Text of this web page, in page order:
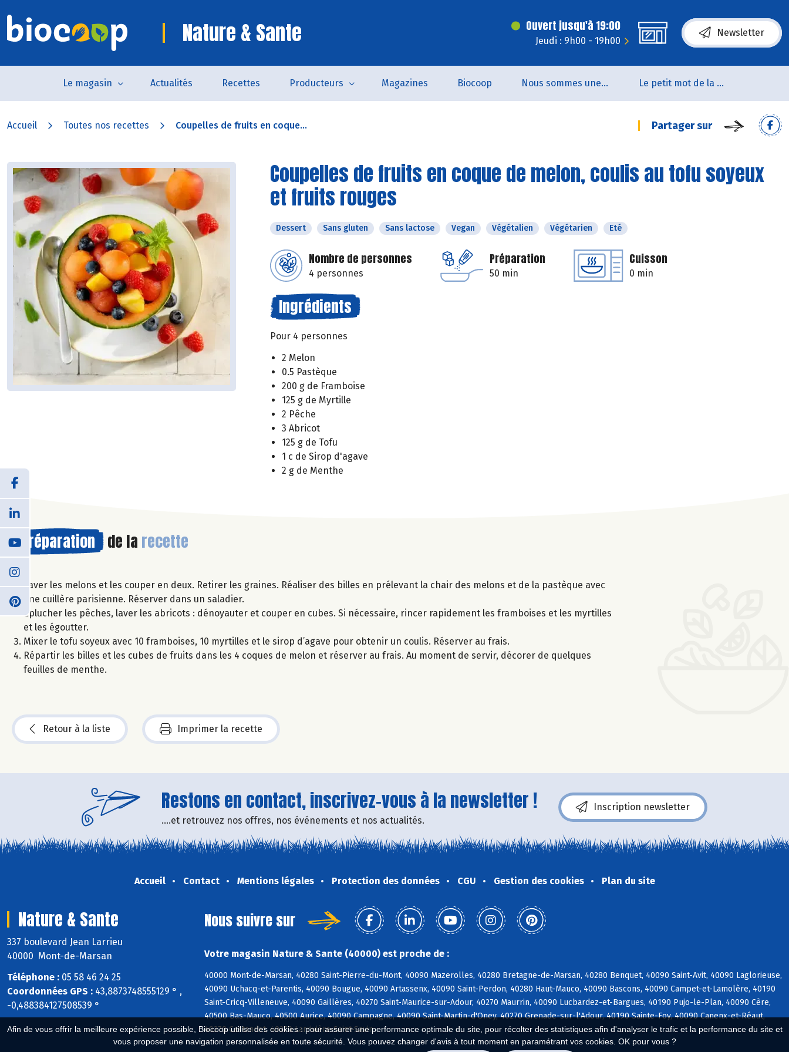
Afin de vous offrir la meilleure expérience possible, Biocoop utilise des cookies : pour assurer une performance optimale du site, pour récolter des statistiques afin d'analyser le trafic et la performance du site et
vous proposer une navigation personnalisée en toute sécurité. Vous pouvez changer d'avis à tout moment en paramétrant vos cookies. OK pour vous ?
Nature & Sante Ouvert jusqu'à 19:00
Jeudi : 9h00 - 19h00
Newsletter
Le magasin Actualités Recettes Producteurs Magazines Biocoop Nous sommes une coopérative de salarié.es Le petit mot de la naturo
Accueil Toutes nos recettes Coupelles de fruits en coque... Partager sur
Coupelles de fruits en coque de melon, coulis au tofu soyeux
et fruits rouges
Dessert Sans gluten Sans lactose Vegan Végétalien Végétarien Eté
Nombre de personnes
4 personnes
Préparation
50 min
Cuisson
0 min
Ingrédients
Pour 4 personnes
2 Melon
0.5 Pastèque
200 g de Framboise
125 g de Myrtille
2 Pêche
3 Abricot
125 g de Tofu
1 c de Sirop d'agave
2 g de Menthe
Préparation de la recette
Laver les melons et les couper en deux. Retirer les graines. Réaliser des billes en prélevant la chair des melons et de la pastèque avec
une cuillère parisienne. Réserver dans un saladier.
Eplucher les pêches, laver les abricots : dénoyauter et couper en cubes. Si nécessaire, rincer rapidement les framboises et les myrtilles
et les égoutter.
Mixer le tofu soyeux avec 10 framboises, 10 myrtilles et le sirop d’agave pour obtenir un coulis. Réserver au frais.
Répartir les billes et les cubes de fruits dans les 4 coques de melon et réserver au frais. Au moment de servir, décorer de quelques
feuilles de menthe.
Retour à la liste Imprimer la recette
Restons en contact, inscrivez-vous à la newsletter !
....et retrouvez nos offres, nos événements et nos actualités.
Inscription newsletter
Accueil Contact Mentions légales Protection des données CGU Gestion des cookies Plan du site
Nature & Sante
337 boulevard Jean Larrieu
40000 Mont-de-Marsan
Téléphone : 05 58 46 24 25
Coordonnées GPS : 43,8873748555129 ° ,
-0,488384127508539 °
Nous suivre sur
Votre magasin Nature & Sante (40000) est proche de :
40000 Mont-de-Marsan, 40280 Saint-Pierre-du-Mont, 40090 Mazerolles, 40280 Bretagne-de-Marsan, 40280 Benquet, 40090 Saint-Avit, 40090 Laglorieuse,
40090 Uchacq-et-Parentis, 40090 Bougue, 40090 Artassenx, 40090 Saint-Perdon, 40280 Haut-Mauco, 40090 Bascons, 40090 Campet-et-Lamolère, 40190
Saint-Cricq-Villeneuve, 40090 Gaillères, 40270 Saint-Maurice-sur-Adour, 40270 Maurrin, 40090 Lucbardez-et-Bargues, 40190 Pujo-le-Plan, 40090 Cère,
40500 Bas-Mauco, 40500 Aurice, 40090 Campagne, 40090 Saint-Martin-d'Oney, 40270 Grenade-sur-l'Adour, 40190 Sainte-Foy, 40090 Canenx-et-Réaut,
40270 Castandet, 40270 Larrivière-Saint-Savin